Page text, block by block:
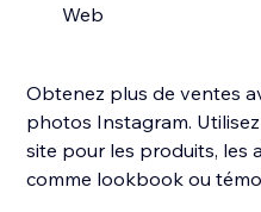
Web
Obtenez plus de ventes
photos Instagram.
site pour les produits, les
comme lookbook ou